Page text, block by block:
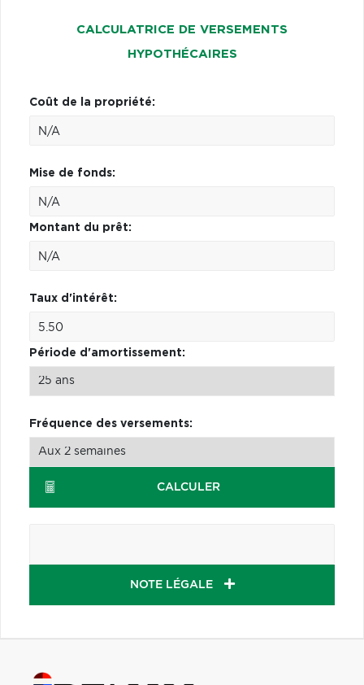
CALCULATRICE DE VERSEMENTS
HYPOTHÉCAIRES
Coût de la propriété:
Mise de fonds:
Montant du prêt:
Taux d'intérêt:
Période d'amortissement:
Fréquence des versements:
CALCULER
NOTE LÉGALE